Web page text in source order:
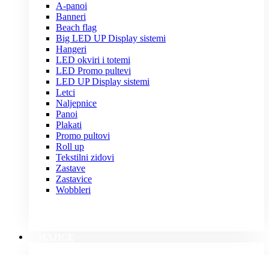
A-panoi
Banneri
Beach flag
Big LED UP Display sistemi
Hangeri
LED okviri i totemi
LED Promo pultevi
LED UP Display sistemi
Letci
Naljepnice
Panoi
Plakati
Promo pultovi
Roll up
Tekstilni zidovi
Zastave
Zastavice
Wobbleri